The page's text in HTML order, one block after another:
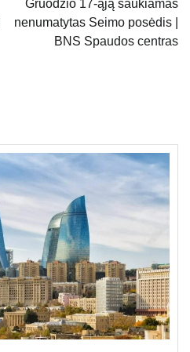
Gruodžio 17-ąją šaukiamas
nenumatytas Seimo posėdis |
BNS Spaudos centras